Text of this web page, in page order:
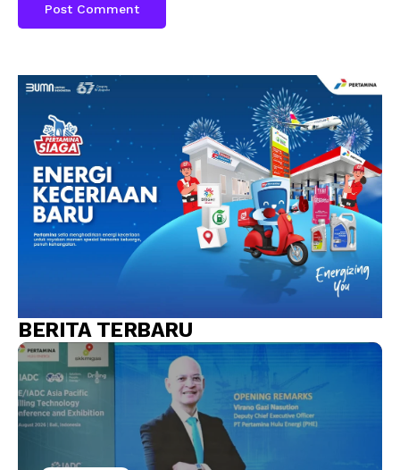
BERITA TERBARU